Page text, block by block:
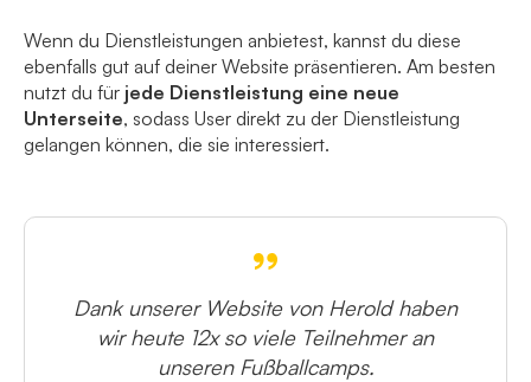
Wenn du Dienstleistungen anbietest, kannst du diese
ebenfalls gut auf deiner Website präsentieren. Am besten
nutzt du für jede Dienstleistung eine neue
Unterseite, sodass User direkt zu der Dienstleistung
gelangen können, die sie interessiert.
Dank unserer Website von Herold haben
wir heute 12x so viele Teilnehmer an
unseren Fußballcamps.